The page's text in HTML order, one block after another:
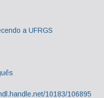
a UFRGS
10183/106895